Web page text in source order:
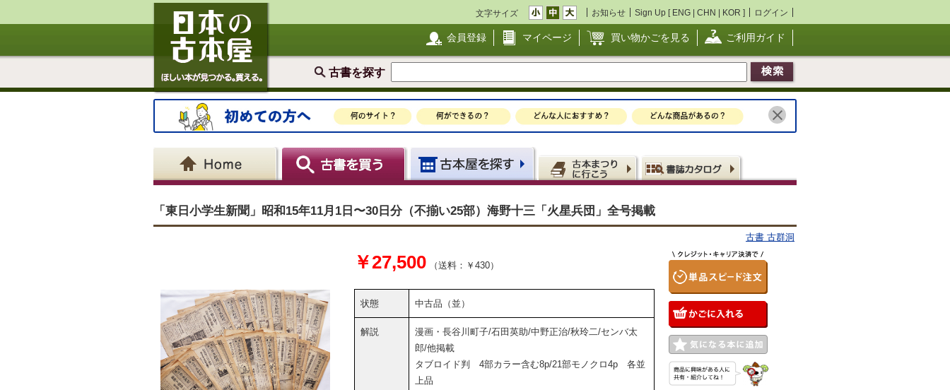
文字サイズ お知らせ Sign Up [ ENG | CHN | KOR ] ログイン
会員登録 マイページ 買い物かごを見る ご利用ガイド
古書を探す
「東日小学生新聞」昭和15年11月1日〜30日分（不揃い25部）海野十三「火星兵団」全号掲載
古書 古群洞
￥27,500 （送料：￥430）
状態 中古品（並）
解説
漫画・長谷川町子/石田英助/中野正治/秋玲二/センバ太
郎/他掲載
タブロイド判 4部カラー含む8p/21部モノクロ4p 各並
上品